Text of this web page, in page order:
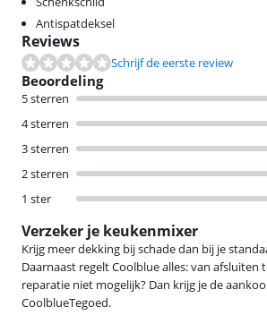
Antispatdeksel
Reviews
Schrijf de eerste review
Beoordeling
5 sterren
4 sterren
3 sterren
2 sterren
1 ster
Verzeker je keukenmixer
Krijg meer dekking bij schade dan bij je
Daarnaast regelt Coolblue alles: van afsluiten
reparatie niet mogelijk? Dan krijg je de
CoolblueTegoed.